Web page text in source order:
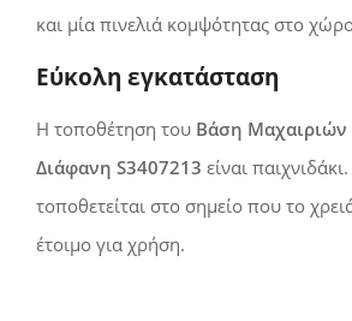
και μία πινελιά κομψότητας στο
Εύκολη εγκατάσταση
Η τοποθέτηση του Βάση Μαχαιριών
Διάφανη S3407213 είναι
τοποθετείται στο σημείο που το
έτοιμο για χρήση.